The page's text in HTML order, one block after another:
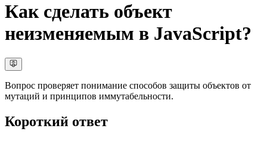
Как сделать объект
неизменяемым в JavaScript?
Вопрос проверяет понимание способов защиты объектов от
мутаций и принципов иммутабельности.
Короткий ответ